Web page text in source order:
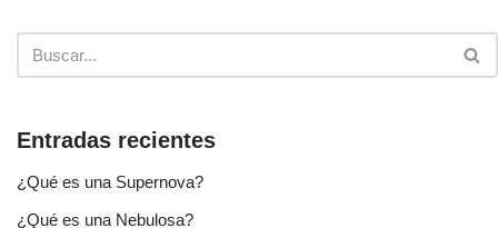
Entradas recientes
¿Qué es una Supernova?
¿Qué es una Nebulosa?